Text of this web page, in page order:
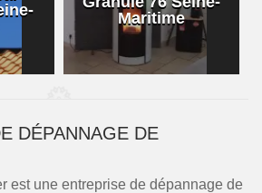
Maritime
DÉPANNAGE DE
est une entreprise de dépannage de